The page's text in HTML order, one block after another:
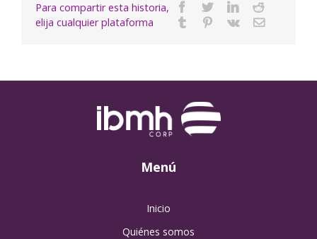
Para compartir esta historia,
elija cualquier plataforma
Facebook
TwitterLinkedinReddit
TumblrPinterest
Vk Email
Menú
Inicio
Quiénes somos